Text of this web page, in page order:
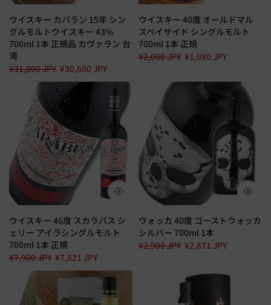
ウイスキー カバラン 15年 シン
グルモルトウイスキー 43%
700ml 1本 正規品 カヴァラン 台
湾
¥31,000 JPY ¥30,690 JPY
ウイスキー 40度 オールドマル
スペイサイド シングルモルト
700ml 1本 正規
¥2,000 JPY ¥1,980 JPY
ウイスキー 46度 スカラバス シ
ェリー アイラシングルモルト
700ml 1本 正規
¥7,900 JPY ¥7,821 JPY
ウォッカ 40度 ゴーストウォッカ
シルバー 700ml 1本
¥2,900 JPY ¥2,871 JPY